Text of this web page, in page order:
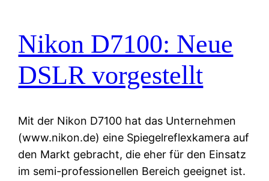
Nikon D7100: Neue
DSLR vorgestellt
Mit der Nikon D7100 hat das Unternehmen
(www.nikon.de) eine Spiegelreflexkamera auf
den Markt gebracht, die eher für den Einsatz
im semi-professionellen Bereich geeignet ist.